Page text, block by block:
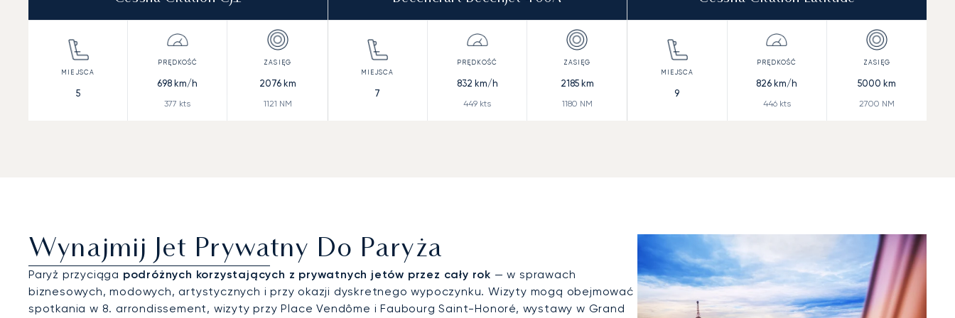
5
698 km/h
377 kts
2076km
1121 NM
7
832 km/h
449 kts
2185km
1180 NM
9
826 km/h
446kts
5000 km
2700 NM
Wynajmij Jet Prywatny Do Paryża
Paryż przyciąga podróżnych korzystających z prywatnych jetów przez cały rok — w sprawach
biznesowych, modowych, artystycznych i przy okazji dyskretnego wypoczynku. Wizyty mogą obejmować
spotkania w 8. arrondissement, wizyty przy Place Vendôme i Faubourg Saint-Honoré, wystawy w Grand